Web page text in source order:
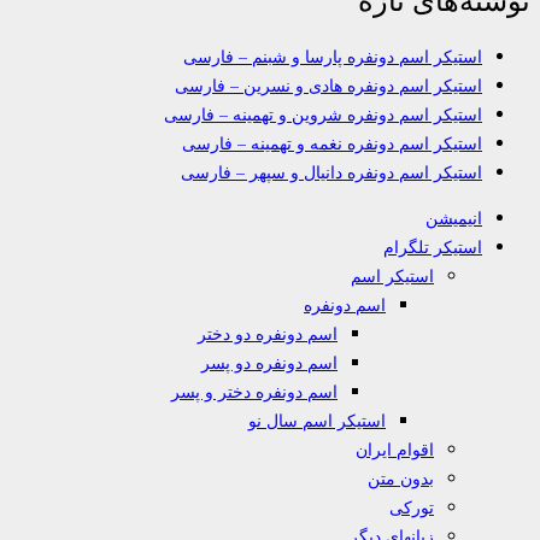
استیکر اسم دونفره پارسا و شبنم – فارسی
استیکر اسم دونفره هادی و نسرین – فارسی
استیکر اسم دونفره شروین و تهمینه – فارسی
استیکر اسم دونفره نغمه و تهمینه – فارسی
استیکر اسم دونفره دانیال و سپهر – فارسی
انیمیشن
استیکر تلگرام
استیکر اسم
اسم دونفره
اسم دونفره دو دختر
اسم دونفره دو پسر
اسم دونفره دختر و پسر
استیکر اسم سال نو
اقوام ایران
بدون متن
تورکی
زبانهای دیگر